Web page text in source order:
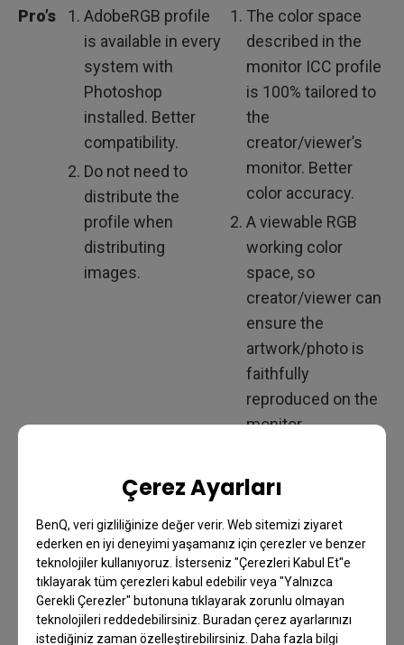
Çerez Ayarları
BenQ, veri gizliliğinize değer verir. Web sitemizi ziyaret
ederken en iyi deneyimi yaşamanız için çerezler ve benzer
teknolojiler kullanıyoruz. İsterseniz "Çerezleri Kabul Et"e
tıklayarak tüm çerezleri kabul edebilir veya "Yalnızca
Gerekli Çerezler" butonuna tıklayarak zorunlu olmayan
teknolojileri reddedebilirsiniz. Buradan çerez ayarlarınızı
istediğiniz zaman özelleştirebilirsiniz. Daha fazla bilgi
Pro’s
AdobeRGB profile
is available in every
system with
Photoshop
installed. Better
compatibility.
Do not need to
distribute the
profile when
distributing
images.
The color space
described in the
monitor ICC profile
is 100% tailored to
the
creator/viewer’s
monitor. Better
color accuracy.
A viewable RGB
working color
space, so
creator/viewer can
ensure the
artwork/photo is
faithfully
reproduced on the
monitor.
described in the
is generic and may
not be visualized
100% by
creator/viewer’s
monitor. Less color
is not available in
Less compatibility.
May also need to
distribute the
profile when